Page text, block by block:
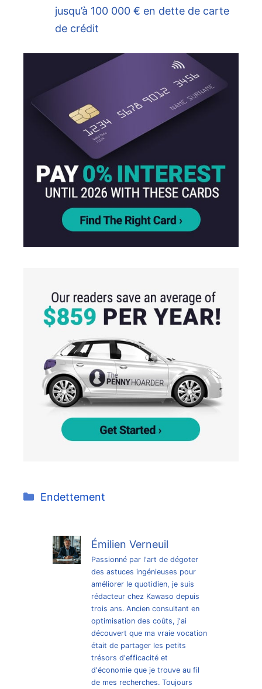
jusqu’à 100 000 € en dette de carte
de crédit
Catégories
Endettement
Émilien Verneuil
Passionné par l'art de dégoter
des astuces ingénieuses pour
améliorer le quotidien, je suis
rédacteur chez Kawaso depuis
trois ans. Ancien consultant en
optimisation des coûts, j'ai
découvert que ma vraie vocation
était de partager les petits
trésors d'efficacité et
d'économie que je trouve au fil
de mes recherches. Toujours